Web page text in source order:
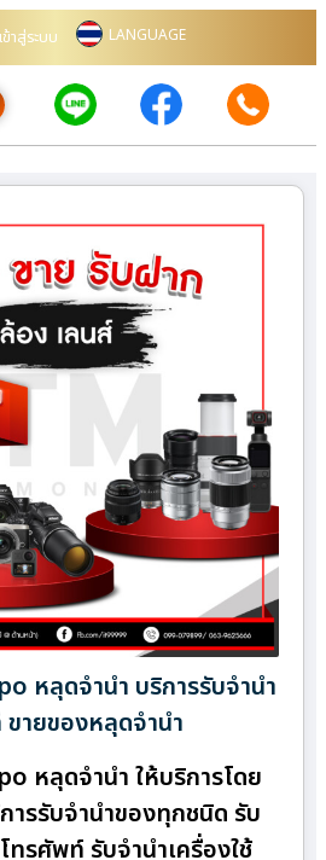
เข้าสู่ระบบ LANGUAGE
หลุดจำนำ บริการรับจำนำ
ายของหลุดจำนำ
หลุดจำนำ ให้บริการโดย
ารรับจำนำของทุกชนิด รับ
รศัพท์ รับจำนำเครื่องใช้